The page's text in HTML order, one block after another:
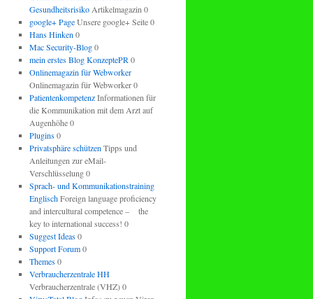
GesundheitsrisikoArtikelmagazin 0
google+ PageUnsere google+ Seite 0
Hans Hinken 0
Mac Security-Blog0
mein erstes Blog KonzeptePR 0
Onlinemagazin für Webworker
Onlinemagazin für Webworker 0
PatientenkompetenzInformationen für
die Kommunikation mit dem Arzt auf
Augenhöhe 0
Plugins0
Privatsphäre schützen Tipps und
Anleitungen zur eMail-
Verschlüsselung 0
Sprach- und Kommunikationstraining
EnglischForeign language proficiency
and intercultural competence – the
key to international success! 0
Suggest Ideas0
Support Forum0
Themes0
Verbraucherzentrale HH
Verbraucherzentrale (VHZ) 0